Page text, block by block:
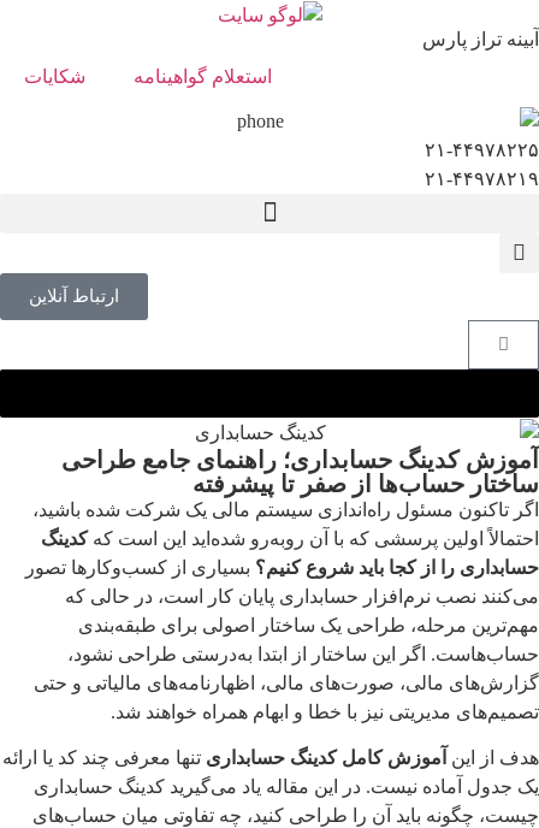
آبینه تراز پارس
استعلام گواهینامه
شکایات
۲۱-۴۴۹۷۸۲۲۵
۲۱-۴۴۹۷۸۲۱۹
ارتباط آنلاین
آموزش کدینگ حسابداری؛ راهنمای جامع طراحی
ساختار حساب‌ها از صفر تا پیشرفته
اگر تاکنون مسئول راه‌اندازی سیستم مالی یک شرکت شده باشید،
احتمالاً اولین پرسشی که با آن روبه‌رو شده‌اید این است کهکدینگ
حسابداری را از کجا باید شروع کنیم؟ بسیاری از کسب‌وکارها تصور
می‌کنند نصب نرم‌افزار حسابداری پایان کار است، در حالی که
مهم‌ترین مرحله، طراحی یک ساختار اصولی برای طبقه‌بندی
حساب‌هاست. اگر این ساختار از ابتدا به‌درستی طراحی نشود،
گزارش‌های مالی، صورت‌های مالی، اظهارنامه‌های مالیاتی و حتی
تصمیم‌های مدیریتی نیز با خطا و ابهام همراه خواهند شد.
هدف از این آموزش کامل کدینگ حسابداری تنها معرفی چند کد یا ارائه
یک جدول آماده نیست. در این مقاله یاد می‌گیرید کدینگ حسابداری
چیست، چگونه باید آن را طراحی کنید، چه تفاوتی میان حساب‌های